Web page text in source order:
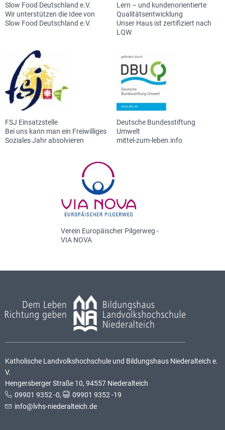
Slow Food Deutschland e.V.
Wir unterstützen die Idee von
Slow Food Deutschland e.V.
Lern – und kundenorientierte
Qualitätsentwicklung
Unser Haus ist zertifiziert nach
LQW
FSJ Einsatzstelle
Bei uns kann man ein Freiwilliges
Soziales Jahr absolvieren
Deutsche Bundesstiftung
Umwelt
mittel-zum-leben.info
Verein Europäischer Pilgerweg -
VIA NOVA
Katholische Landvolkshochschule und Bildungshaus Niederalteich e.
V.
Hengersberger Straße 10, 94557 Niederalteich
09901 9352 -0,
09901 9352 -19
info@lvhs-niederalteich.de